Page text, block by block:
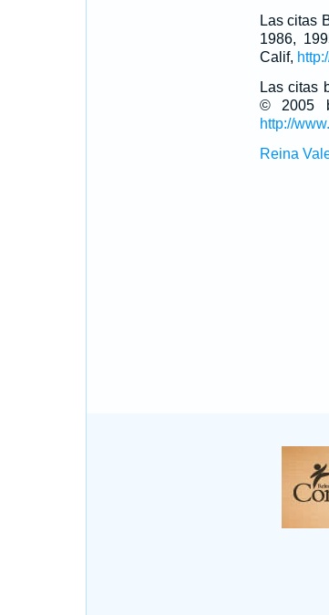
Las citas
1986,
Calif,
Las citas
© 2005
http://
Reina